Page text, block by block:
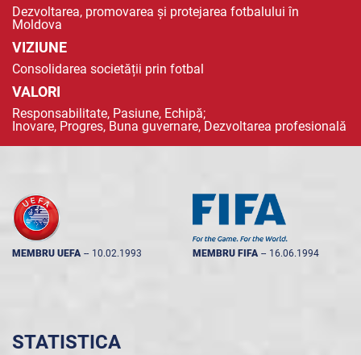
Dezvoltarea, promovarea și protejarea fotbalului în
Moldova
VIZIUNE
Consolidarea societății prin fotbal
VALORI
Responsabilitate, Pasiune, Echipă;
Inovare, Progres, Buna guvernare, Dezvoltarea profesională
MEMBRU UEFA -- 10.02.1993 MEMBRU FIFA -- 16.06.1994
STATISTICA